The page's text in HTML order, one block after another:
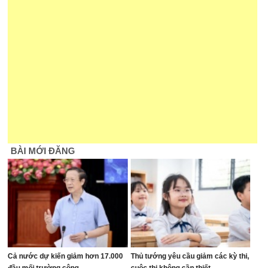
BÀI MỚI ĐĂNG
Cả nước dự kiến giảm hơn 17.000
Thủ tướng yêu cầu giảm các kỳ thi,